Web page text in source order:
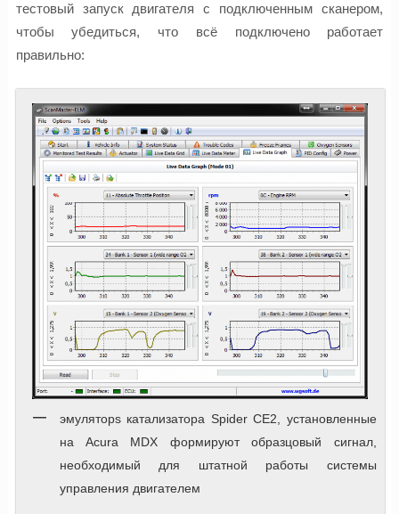
тестовый запуск двигателя с подключенным сканером,
чтобы убедиться, что всё подключено работает
правильно:
эмуляторs катализатора Spider CE2, установленные
на Acura MDX формируют образцовый сигнал,
необходимый для штатной работы системы
управления двигателем